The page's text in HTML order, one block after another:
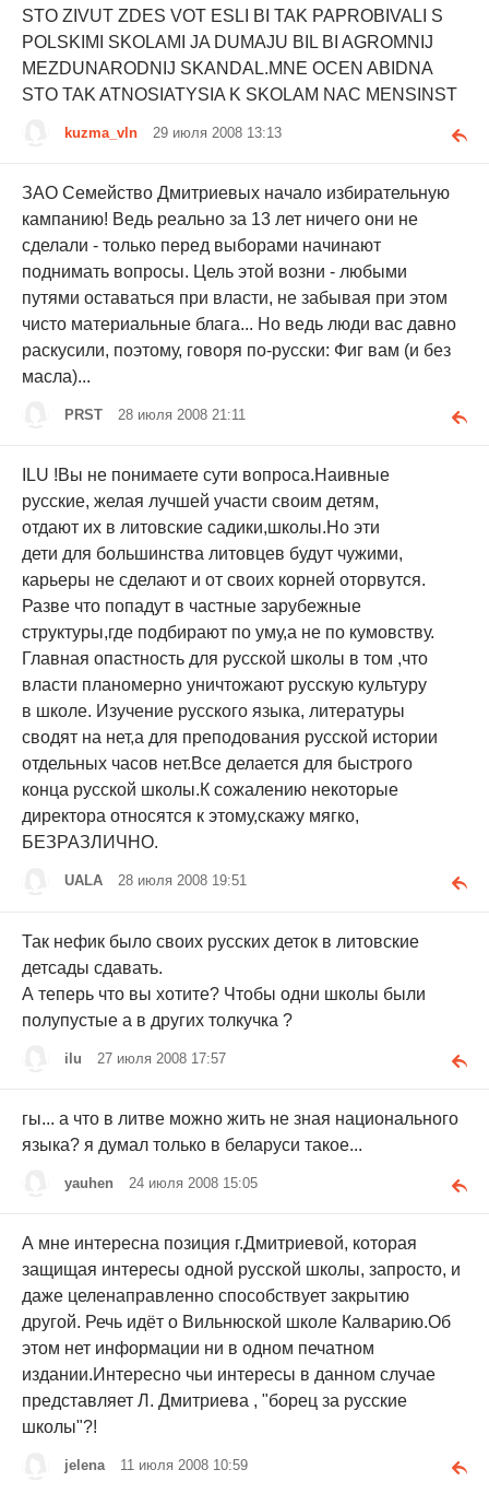
STO ZIVUT ZDES VOT ESLI BI TAK PAPROBIVALI S
POLSKIMI SKOLAMI JA DUMAJU BIL BI AGROMNIJ
MEZDUNARODNIJ SKANDAL.MNE OCEN ABIDNA
STO TAK ATNOSIATYSIA K SKOLAM NAC MENSINST
kuzma_vln 29 июля 2008 13:13
ЗАО Семейство Дмитриевых начало избирательную
кампанию! Ведь реально за 13 лет ничего они не
сделали - только перед выборами начинают
поднимать вопросы. Цель этой возни - любыми
путями оставаться при власти, не забывая при этом
чисто материальные блага... Но ведь люди вас давно
раскусили, поэтому, говоря по-русски: Фиг вам (и без
масла)...
PRST 28 июля 2008 21:11
ILU !Вы не понимаете сути вопроса.Наивные
русские, желая лучшей участи своим детям,
отдают их в литовские садики,школы.Но эти
дети для большинства литовцев будут чужими,
карьеры не сделают и от своих корней оторвутся.
Разве что попадут в частные зарубежные
структуры,где подбирают по уму,а не по кумовству.
Главная опастность для русской школы в том ,что
власти планомерно уничтожают русскую культуру
в школе. Изучение русского языка, литературы
сводят на нет,а для преподования русской истории
отдельных часов нет.Все делается для быстрого
конца русской школы.К сожалению некоторые
директора относятся к этому,скажу мягко,
БЕЗРАЗЛИЧНО.
UALA 28 июля 2008 19:51
Так нефик было своих русских деток в литовские
детсады сдавать.
А теперь что вы хотите? Чтобы одни школы были
полупустые а в других толкучка ?
ilu 27 июля 2008 17:57
гы... а что в литве можно жить не зная национального
языка? я думал только в беларуси такое...
yauhen 24 июля 2008 15:05
А мне интересна позиция г.Дмитриевой, которая
защищая интересы одной русской школы, запросто, и
даже целенаправленно способствует закрытию
другой. Речь идёт о Вильнюской школе Калварию.Об
этом нет информации ни в одном печатном
издании.Интересно чьи интересы в данном случае
представляет Л. Дмитриева , "борец за русские
школы"?!
jelena 11 июля 2008 10:59